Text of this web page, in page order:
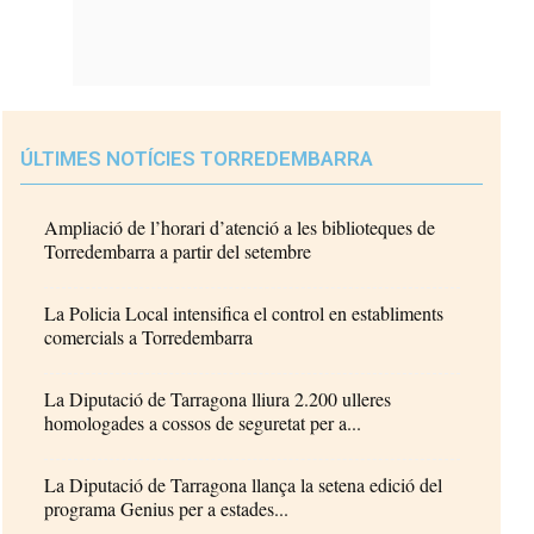
ÚLTIMES NOTÍCIES TORREDEMBARRA
Ampliació de l’horari d’atenció a les biblioteques de
Torredembarra a partir del setembre
La Policia Local intensifica el control en establiments
comercials a Torredembarra
La Diputació de Tarragona lliura 2.200 ulleres
homologades a cossos de seguretat per a...
La Diputació de Tarragona llança la setena edició del
programa Genius per a estades...